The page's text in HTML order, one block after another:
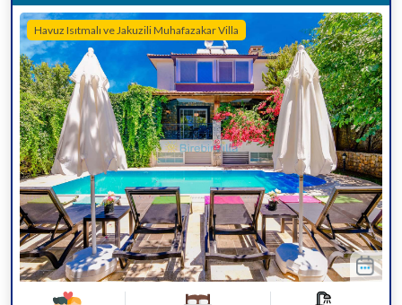
Havuz Isıtmalı ve Jakuzili Muhafazakar Villa